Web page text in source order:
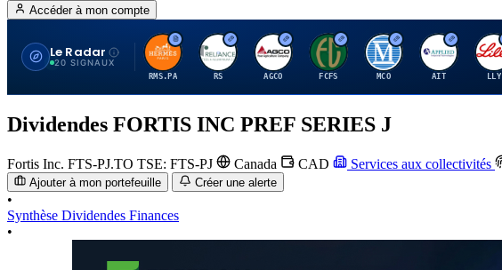
Accéder à mon compte
Le Radar
20 SIGNAUX
H
RMS.PA
R
RS
A
AGCO
F
FCFS
M
MCO
A
AIT
E
LLY
Dividendes FORTIS INC PREF SERIES J
Fortis Inc. FTS-PJ.TO TSE: FTS-PJ Canada CAD Services aux collectivités
Ajouter à mon portefeuille Créer une alerte
•
Synthèse Dividendes Finances
•